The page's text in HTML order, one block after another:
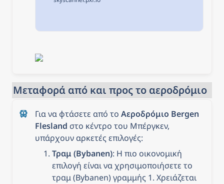
Μεταφορά από και προς το αεροδρόμιο
Για να φτάσετε από το Αεροδρόμιο Bergen
Flesland στο κέντρο του Μπέργκεν,
υπάρχουν αρκετές επιλογές:
Τραμ (Bybanen): Η πιο οικονομική
επιλογή είναι να χρησιμοποιήσετε το
τραμ (Bybanen) γραμμής 1. Χρειάζεται